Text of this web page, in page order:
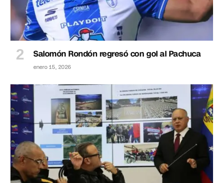
Salomón Rondón regresó con gol al Pachuca
enero 15, 2026